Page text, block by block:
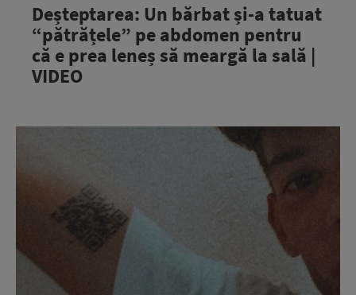
Deșteptarea: Un bărbat și-a tatuat
“pătrățele” pe abdomen pentru
că e prea leneș să meargă la sală |
VIDEO